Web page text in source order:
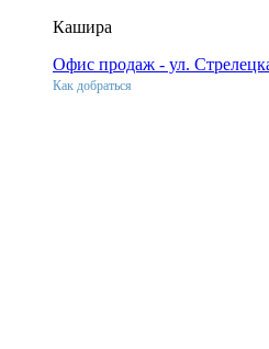
Кашира
Офис продаж - ул.
Как добраться